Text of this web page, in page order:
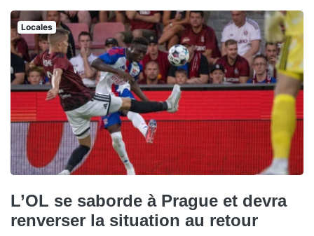
Locales
L’OL se saborde à Prague et devra
renverser la situation au retour